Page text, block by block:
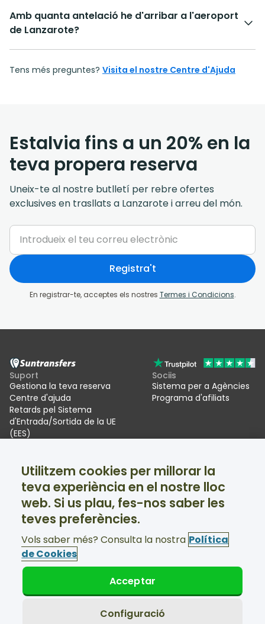
Amb quanta antelació he d'arribar a l'aeroport
de Lanzarote?
Tens més preguntes? Visita el nostre Centre d'Ajuda
Estalvia fins a un 20% en la
teva propera reserva
Uneix-te al nostre butlletí per rebre ofertes
exclusives en trasllats a Lanzarote i arreu del món.
Registra't
En registrar-te, acceptes els nostres Termes i Condicions.
Suport
Gestiona la teva reserva
Centre d'ajuda
Retards pel Sistema
d'Entrada/Sortida de la UE
(EES)
Sociis
Sistema per a Agències
Programa d'afiliats
Qui som
Ressenyes
Trasllats per a estacions
d'esquí
Facebook
Twitter
Suport disponible 24/7
© Suntransfers.com 2026
Utilitzem cookies per millorar la
teva experiència en el nostre lloc
web. Si us plau, fes-nos saber les
teves preferències.
Vols saber més? Consulta la nostra Política
de Cookies
Configuració
Acceptar